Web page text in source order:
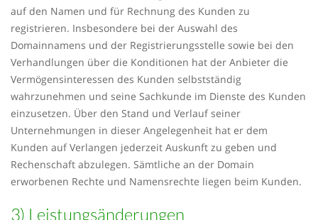
auf den Namen und für Rechnung des Kunden zu
registrieren. Insbesondere bei der Auswahl des
Domainnamens und der Registrierungsstelle sowie bei den
Verhandlungen über die Konditionen hat der Anbieter die
Vermögensinteressen des Kunden selbstständig
wahrzunehmen und seine Sachkunde im Dienste des Kunden
einzusetzen. Über den Stand und Verlauf seiner
Unternehmungen in dieser Angelegenheit hat er dem
Kunden auf Verlangen jederzeit Auskunft zu geben und
Rechenschaft abzulegen. Sämtliche an der Domain
erworbenen Rechte und Namensrechte liegen beim Kunden.
3) Leistungsänderungen